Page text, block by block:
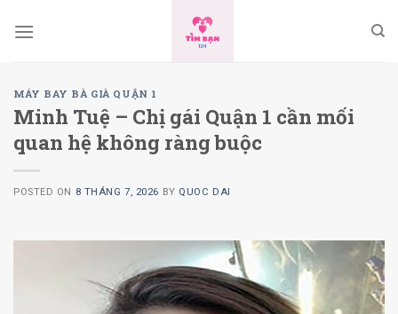
MÁY BAY BÀ GIÀ QUẬN 1
Minh Tuệ – Chị gái Quận 1 cần mối
quan hệ không ràng buộc
POSTED ON 8 THÁNG 7, 2026 BY QUOC DAI